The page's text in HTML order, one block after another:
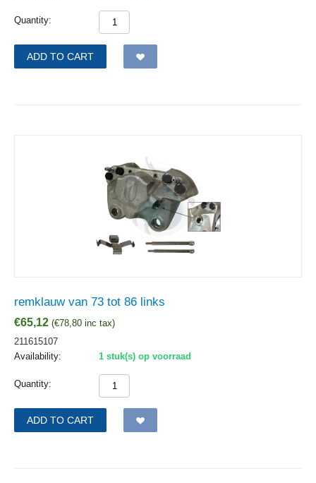
Quantity:
ADD TO CART
remklauw van 73 tot 86 links
€65,12 (€78,80 inc tax)
211615107
Availability:
1 stuk(s) op voorraad
Quantity:
ADD TO CART